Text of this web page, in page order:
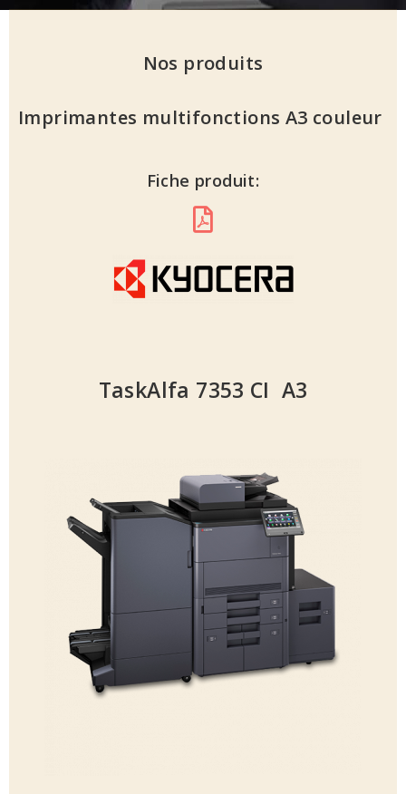
Nos produits
Imprimantes multifonctions A3 couleur
Fiche produit:
TaskAlfa 7353 CI A3